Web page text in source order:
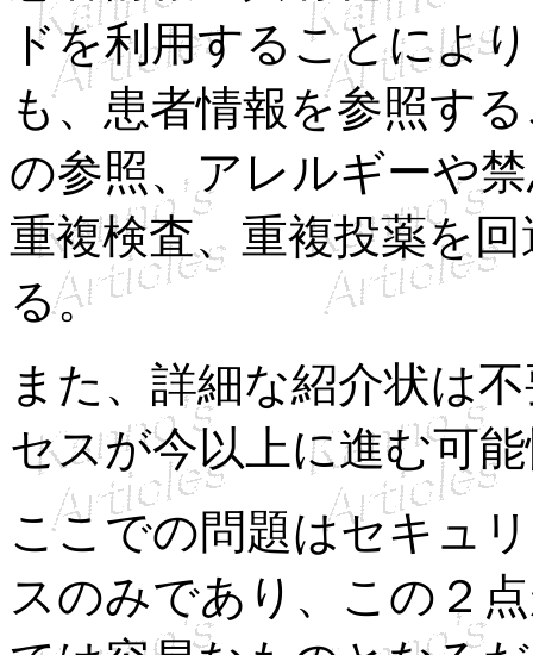
ドを利用することによ
も、患者情報を参照す
の参照、アレルギーや
重複検査、重複投薬を
る。
また、詳細な紹介状は
セスが今以上に進む可
ここでの問題はセキュ
スのみであり、この２